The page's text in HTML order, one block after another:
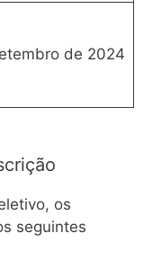
de 2024
os
seguintes